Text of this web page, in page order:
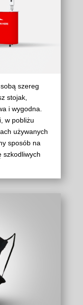
szereg
stojak,
i wygodna.
w pobliżu
używanych
sposób na
szkodliwych